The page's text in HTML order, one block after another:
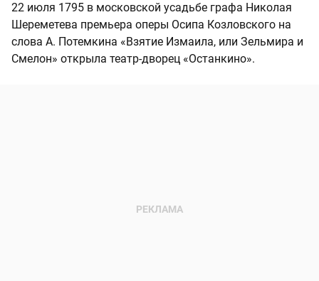
22 июля 1795 в московской усадьбе графа Николая
Шереметева премьера оперы Осипа Козловского на
слова А. Потемкина «Взятие Измаила, или Зельмира и
Смелон» открыла театр-дворец «Останкино».